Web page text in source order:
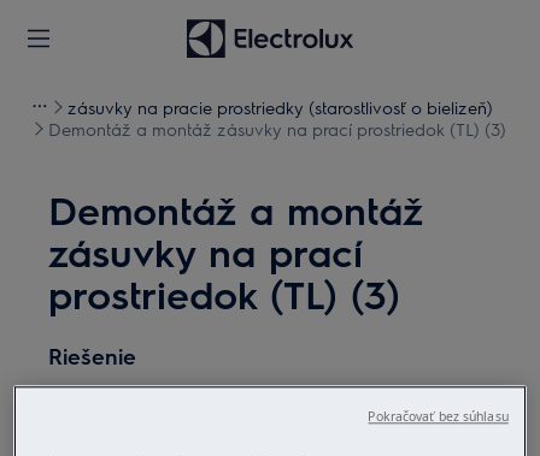
zásuvky na pracie prostriedky (starostlivosť o bielizeň)
Demontáž a montáž zásuvky na prací prostriedok (TL) (3)
Demontáž a montáž
zásuvky na prací
prostriedok (TL) (3)
Riešenie
Pokračovať bez súhlasu